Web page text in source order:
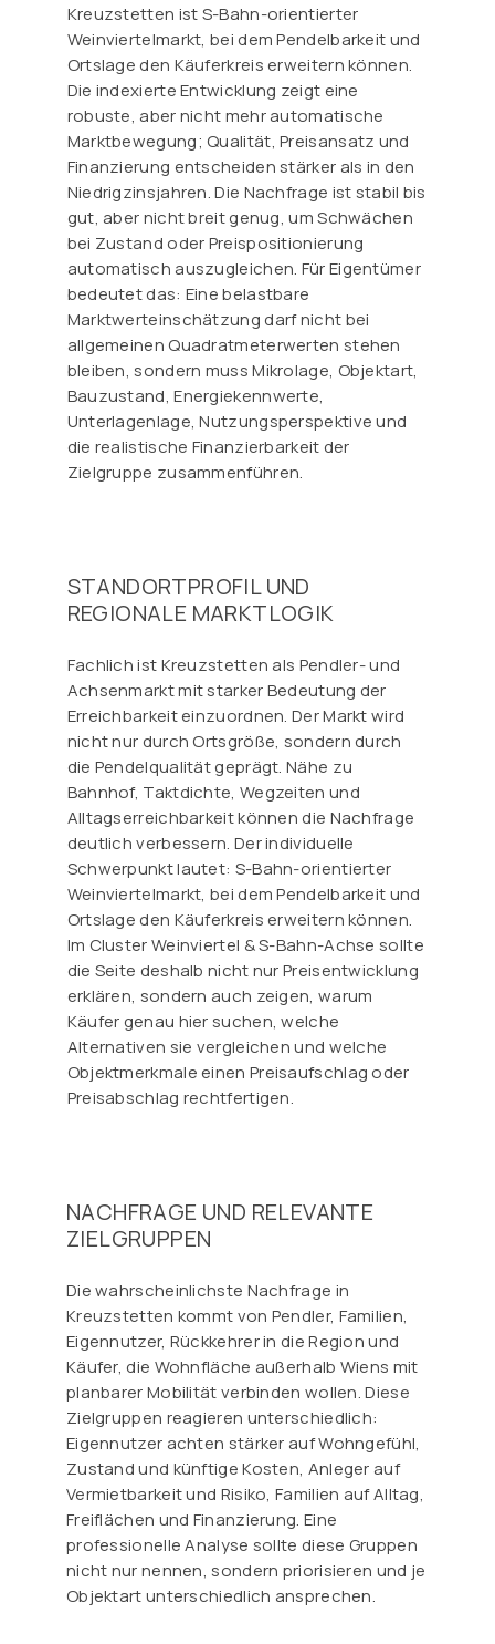
Kreuzstetten ist S-Bahn-orientierter
Weinviertelmarkt, bei dem Pendelbarkeit und
Ortslage den Käuferkreis erweitern können.
Die indexierte Entwicklung zeigt eine
robuste, aber nicht mehr automatische
Marktbewegung; Qualität, Preisansatz und
Finanzierung entscheiden stärker als in den
Niedrigzinsjahren. Die Nachfrage ist stabil bis
gut, aber nicht breit genug, um Schwächen
bei Zustand oder Preispositionierung
automatisch auszugleichen. Für Eigentümer
bedeutet das: Eine belastbare
Marktwerteinschätzung darf nicht bei
allgemeinen Quadratmeterwerten stehen
bleiben, sondern muss Mikrolage, Objektart,
Bauzustand, Energiekennwerte,
Unterlagenlage, Nutzungsperspektive und
die realistische Finanzierbarkeit der
Zielgruppe zusammenführen.
STANDORTPROFIL UND
REGIONALE MARKTLOGIK
Fachlich ist Kreuzstetten als Pendler- und
Achsenmarkt mit starker Bedeutung der
Erreichbarkeit einzuordnen. Der Markt wird
nicht nur durch Ortsgröße, sondern durch
die Pendelqualität geprägt. Nähe zu
Bahnhof, Taktdichte, Wegzeiten und
Alltagserreichbarkeit können die Nachfrage
deutlich verbessern. Der individuelle
Schwerpunkt lautet: S-Bahn-orientierter
Weinviertelmarkt, bei dem Pendelbarkeit und
Ortslage den Käuferkreis erweitern können.
Im Cluster Weinviertel & S-Bahn-Achse sollte
die Seite deshalb nicht nur Preisentwicklung
erklären, sondern auch zeigen, warum
Käufer genau hier suchen, welche
Alternativen sie vergleichen und welche
Objektmerkmale einen Preisaufschlag oder
Preisabschlag rechtfertigen.
NACHFRAGE UND RELEVANTE
ZIELGRUPPEN
Die wahrscheinlichste Nachfrage in
Kreuzstetten kommt von Pendler, Familien,
Eigennutzer, Rückkehrer in die Region und
Käufer, die Wohnfläche außerhalb Wiens mit
planbarer Mobilität verbinden wollen. Diese
Zielgruppen reagieren unterschiedlich:
Eigennutzer achten stärker auf Wohngefühl,
Zustand und künftige Kosten, Anleger auf
Vermietbarkeit und Risiko, Familien auf Alltag,
Freiflächen und Finanzierung. Eine
professionelle Analyse sollte diese Gruppen
nicht nur nennen, sondern priorisieren und je
Objektart unterschiedlich ansprechen.